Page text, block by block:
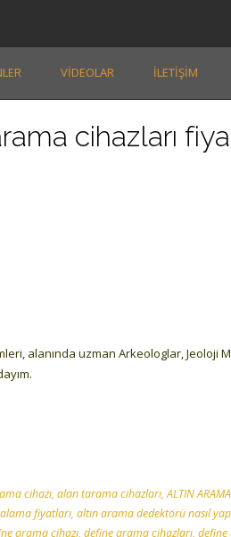
VIDEOLAR İLETIŞIM
cihazları
alanında uzman Arkeologlar,
cihazı, alan tarama cihazları,ALTIN
fiyatları, altın arama dedektörü nasıl
arama cihazı, define arama cihazları,